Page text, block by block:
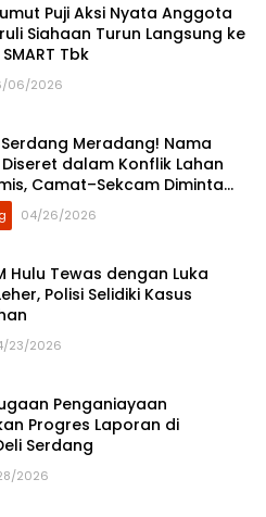
Puji Aksi Nyata Anggota
Siahaan Turun Langsung ke
Tbk
06/2026
Serdang Meradang! Nama
dalam Konflik Lahan
Camat–Sekcam Diminta
04/26/2026
Hulu Tewas dengan Luka
Polisi Selidiki Kasus
23/2026
Penganiayaan
Progres Laporan di
Serdang
2026